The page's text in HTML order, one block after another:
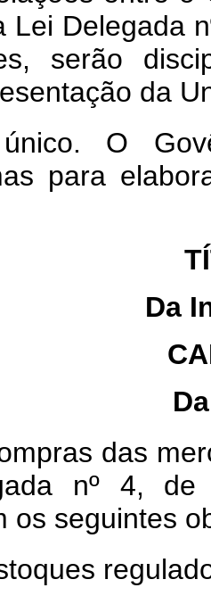
Lei Delegada
serão
da
O
para
Da
das
nº 4,
os seguintes